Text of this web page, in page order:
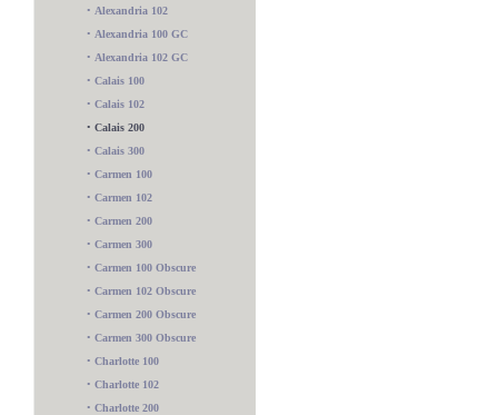
• Alexandria 102
• Alexandria 100 GC
• Alexandria 102 GC
• Calais 100
• Calais 102
• Calais 200
• Calais 300
• Carmen 100
• Carmen 102
• Carmen 200
• Carmen 300
• Carmen 100 Obscure
• Carmen 102 Obscure
• Carmen 200 Obscure
• Carmen 300 Obscure
• Charlotte 100
• Charlotte 102
• Charlotte 200